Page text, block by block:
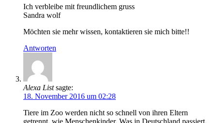
Ich verbleibe mit freundlichem gruss
Sandra wolf
Möchten sie mehr wissen, kontaktieren sie mich bitte!!
Antworten
Alexa List sagte:
18. November 2016 um 02:28
Tiere im Zoo werden nicht so schnell von ihren Eltern
getrennt, wie Menschenkinder. Was in Deutschland passiert,